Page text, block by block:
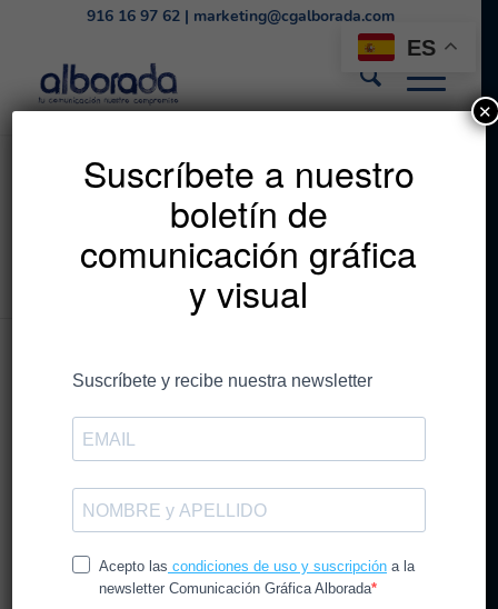
916 16 97 62| marketing@cgalborada.com
El packaging
menguante al mismo
precio
Un producto con menos
ES
Suscríbete a nuestro
boletín de
comunicación gráfica
y visual
✕